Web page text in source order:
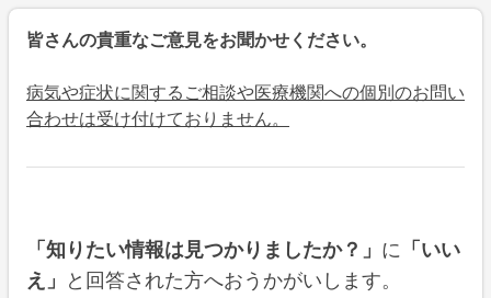
皆さんの貴重なご意見をお聞かせください。
病気や症状に関するご相談や医療機関への個別のお問い
合わせは受け付けておりません。
「知りたい情報は見つかりましたか？」 に 「いい
え」 と回答された方へおうかがいします。